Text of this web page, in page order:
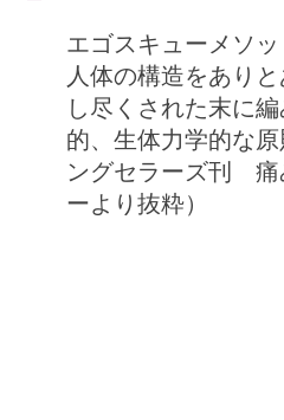
エゴスキューメソッ
人体の構造をあり
し尽くされた末に
的、生体力学的な
ングセラーズ刊
ーより抜粋）